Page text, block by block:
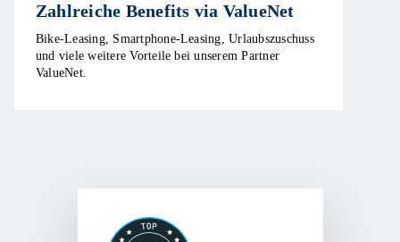
Zahlreiche Benefits via ValueNet
Bike-Leasing, Smartphone-Leasing, Urlaubszuschuss
und viele weitere Vorteile bei unserem Partner
ValueNet.